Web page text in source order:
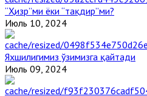
“Ҳизр”ми ёки “тақдир”ми?
Июль 10, 2024
Яхшилигимиз ўзимизга қайтади
Июль 09, 2024